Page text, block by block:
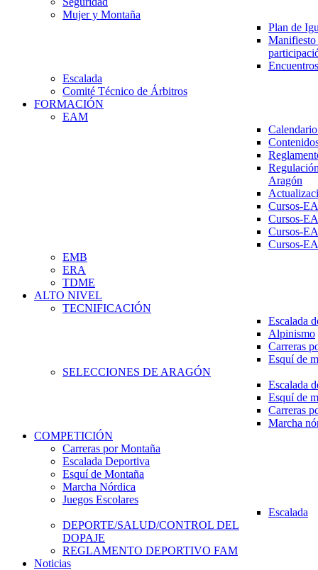
Mujer y Montaña
Plan de
Escalada
Comité Técnico de Árbitros
FORMACIÓN
EAM
Aragón
Cursos-
Cursos-
Cursos-
Cursos-
EMB
ERA
TDME
ALTO NIVEL
TECNIFICACIÓN
Escalada
Alpinismo
Carreras
Esquí de
SELECCIONES DE ARAGÓN
Escalada
Esquí de
Carreras
Marcha
COMPETICIÓN
Carreras por Montaña
Escalada Deportiva
Esquí de Montaña
Marcha Nórdica
Juegos Escolares
Escalada
DEPORTE/SALUD/CONTROL DEL
DOPAJE
REGLAMENTO DEPORTIVO FAM
Noticias